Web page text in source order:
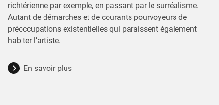
richtérienne par exemple, en passant par le surréalisme.
Autant de démarches et de courants pourvoyeurs de
préoccupations existentielles qui paraissent également
habiter l’artiste.
En savoir plus